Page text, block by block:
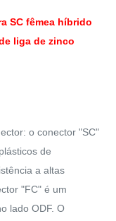
SC fêmea híbrido
liga de zinco
o conector "SC"
de
a altas
"FC" é um
lado ODF. O